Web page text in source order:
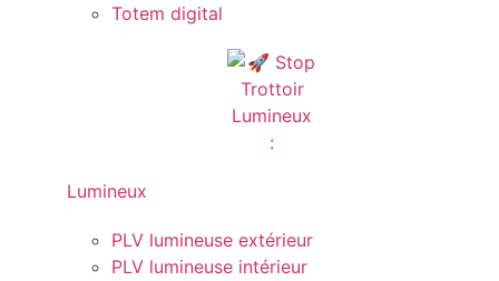
Totem digital
Lumineux
PLV lumineuse extérieur
PLV lumineuse intérieur